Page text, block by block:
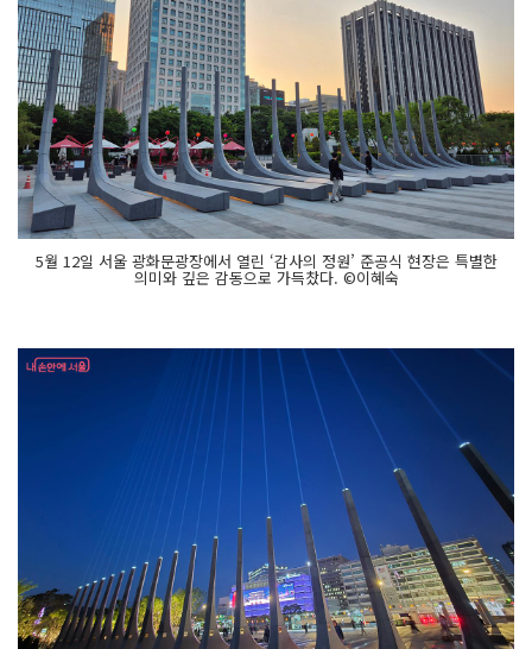
5월 12일 서울 광화문광장에서 열린 ‘감사의 정원’ 준공식 현장은 특별한
의미와 깊은 감동으로 가득찼다. ©이혜숙